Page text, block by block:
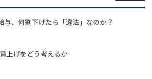
与、何割下げたら「違法」なのか？
上げをどう考えるか